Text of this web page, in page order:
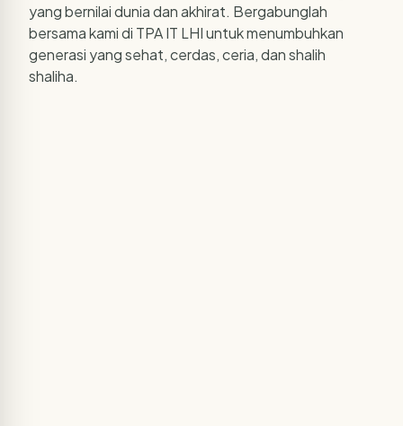
yang bernilai dunia dan akhirat. Bergabunglah
bersama kami di TPA IT LHI untuk menumbuhkan
generasi yang sehat, cerdas, ceria, dan shalih
shaliha.